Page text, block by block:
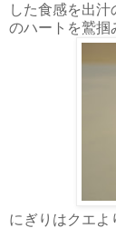
した食感を出
のハートを鷲掴
にぎりはクエよ